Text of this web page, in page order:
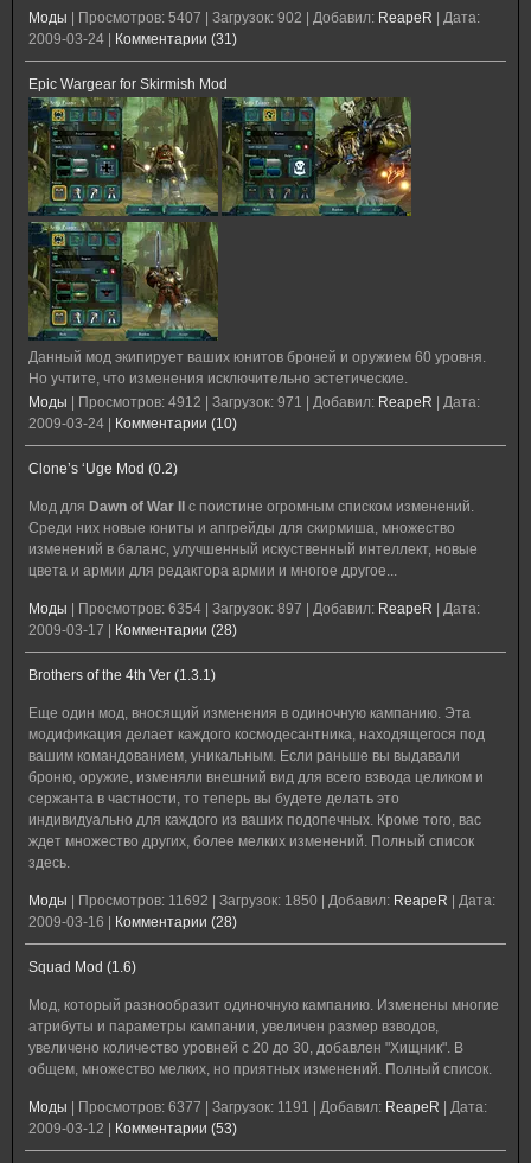
Моды Просмотров: 5407 Загрузок: 902 Добавил: ReapeR
Дата:
2009-03-24
Комментарии (31)
Epic Wargear for Skirmish Mod
Данный мод экипирует ваших юнитов броней и оружием 60 уровня.
Но учтите, что изменения исключительно эстетические.
Моды
Просмотров: 4912 Загрузок: 971 Добавил: ReapeR
Дата:
2009-03-24
Комментарии (10)
Clone’s ‘Uge Mod (0.2)
Мод для Dawn of War II с поистине огромным списком изменений.
Среди них новые юниты и апгрейды для скирмиша, множество
изменений в баланс, улучшенный искуственный интеллект, новые
цвета и армии для редактора армии и многое другое...
Моды Просмотров: 6354 Загрузок: 897 Добавил: ReapeR
Дата:
2009-03-17
Комментарии (28)
Brothers of the 4th Ver (1.3.1)
Еще один мод, вносящий изменения в одиночную кампанию. Эта
модификация делает каждого космодесантника, находящегося под
вашим командованием, уникальным. Если раньше вы выдавали
броню, оружие, изменяли внешний вид для всего взвода целиком и
сержанта в частности, то теперь вы будете делать это
индивидуально для каждого из ваших подопечных. Кроме того, вас
ждет множество других, более мелких изменений. Полный список
здесь.
Моды Просмотров: 11692 Загрузок: 1850 Добавил: ReapeR
Дата:
2009-03-16
Комментарии (28)
Squad Mod (1.6)
Мод, который разнообразит одиночную кампанию. Изменены многие
атрибуты и параметры кампании, увеличен размер взводов,
увеличено количество уровней с 20 до 30, добавлен "Хищник". В
общем, множество мелких, но приятных изменений. Полный список.
Моды Просмотров: 6377 Загрузок: 1191 Добавил: ReapeR
Дата:
2009-03-12
Комментарии (53)